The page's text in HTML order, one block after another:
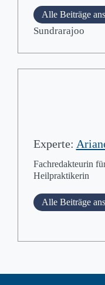
Alle Beiträge
Sundrarajoo
Experte:
Fachredakteurin
Heilpraktikerin
Alle Beiträge